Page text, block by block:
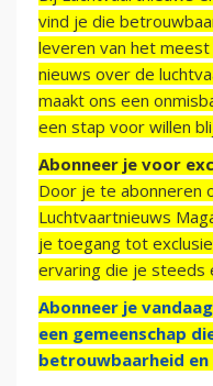
vind je die
leveren van het meest
nieuws over de
maakt ons een
een stap voor willen
Abonneer je voor
Door je te abonneren
Luchtvaartnieuws
je toegang tot
ervaring die je steeds
Abonneer je
een gemeenschap
betrouwbaarheid